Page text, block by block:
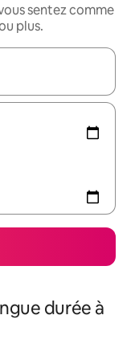
sentez comme
plus.
les flèches vers le
durée à